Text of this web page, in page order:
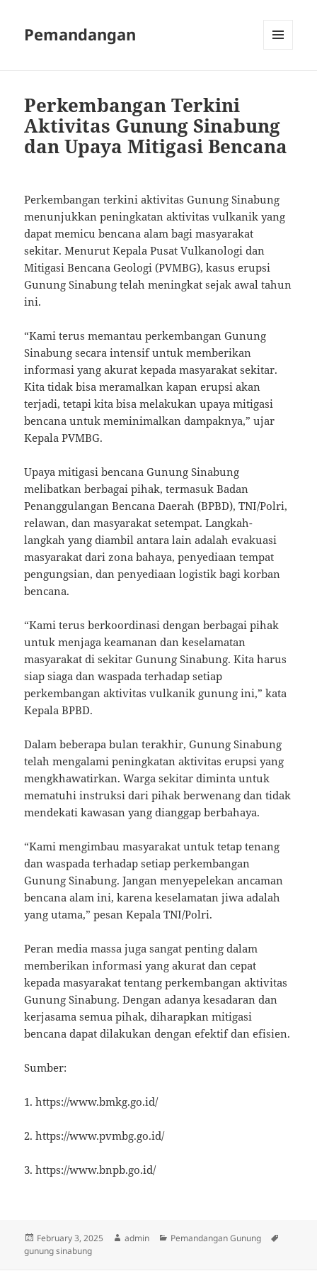
Pemandangan
Perkembangan Terkini
Aktivitas Gunung Sinabung
dan Upaya Mitigasi Bencana
Perkembangan terkini aktivitas Gunung Sinabung
menunjukkan peningkatan aktivitas vulkanik yang
dapat memicu bencana alam bagi masyarakat
sekitar. Menurut Kepala Pusat Vulkanologi dan
Mitigasi Bencana Geologi (PVMBG), kasus erupsi
Gunung Sinabung telah meningkat sejak awal tahun
ini.
“Kami terus memantau perkembangan Gunung
Sinabung secara intensif untuk memberikan
informasi yang akurat kepada masyarakat sekitar.
Kita tidak bisa meramalkan kapan erupsi akan
terjadi, tetapi kita bisa melakukan upaya mitigasi
bencana untuk meminimalkan dampaknya,” ujar
Kepala PVMBG.
Upaya mitigasi bencana Gunung Sinabung
melibatkan berbagai pihak, termasuk Badan
Penanggulangan Bencana Daerah (BPBD), TNI/Polri,
relawan, dan masyarakat setempat. Langkah-
langkah yang diambil antara lain adalah evakuasi
masyarakat dari zona bahaya, penyediaan tempat
pengungsian, dan penyediaan logistik bagi korban
bencana.
“Kami terus berkoordinasi dengan berbagai pihak
untuk menjaga keamanan dan keselamatan
masyarakat di sekitar Gunung Sinabung. Kita harus
siap siaga dan waspada terhadap setiap
perkembangan aktivitas vulkanik gunung ini,” kata
Kepala BPBD.
Dalam beberapa bulan terakhir, Gunung Sinabung
telah mengalami peningkatan aktivitas erupsi yang
mengkhawatirkan. Warga sekitar diminta untuk
mematuhi instruksi dari pihak berwenang dan tidak
mendekati kawasan yang dianggap berbahaya.
“Kami mengimbau masyarakat untuk tetap tenang
dan waspada terhadap setiap perkembangan
Gunung Sinabung. Jangan menyepelekan ancaman
bencana alam ini, karena keselamatan jiwa adalah
yang utama,” pesan Kepala TNI/Polri.
Peran media massa juga sangat penting dalam
memberikan informasi yang akurat dan cepat
kepada masyarakat tentang perkembangan aktivitas
Gunung Sinabung. Dengan adanya kesadaran dan
kerjasama semua pihak, diharapkan mitigasi
bencana dapat dilakukan dengan efektif dan efisien.
Sumber:
1. https://www.bmkg.go.id/
2. https://www.pvmbg.go.id/
3. https://www.bnpb.go.id/
Posted
on
February 3, 2025 Author
admin Categories
Pemandangan Gunung
gunung sinabung